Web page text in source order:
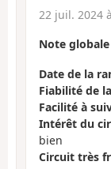
22 juil. 2024
Note globale
Date de la
Fiabilité de
Facilité à
Intérêt du
bien
Circuit très